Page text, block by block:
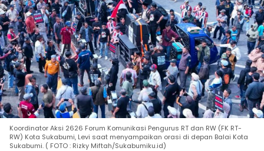
Koordinator Aksi 2626 Forum Komunikasi Pengurus RT dan RW (FK RT-
RW) Kota Sukabumi, Levi saat menyampaikan orasi di depan Balai Kota
Sukabumi. ( FOTO : Rizky Miftah/Sukabumiku.id)